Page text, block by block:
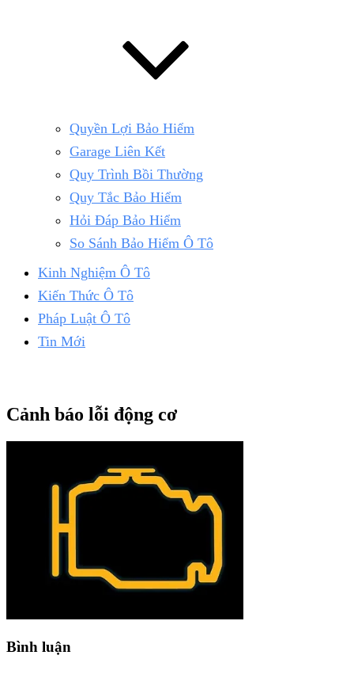
Quyền Lợi Bảo Hiểm
Garage Liên Kết
Quy Trình Bồi Thường
Quy Tắc Bảo Hiểm
Hỏi Đáp Bảo Hiểm
So Sánh Bảo Hiểm Ô Tô
Kinh Nghiệm Ô Tô
Kiến Thức Ô Tô
Pháp Luật Ô Tô
Tin Mới
Cảnh báo lỗi động cơ
Bình luận